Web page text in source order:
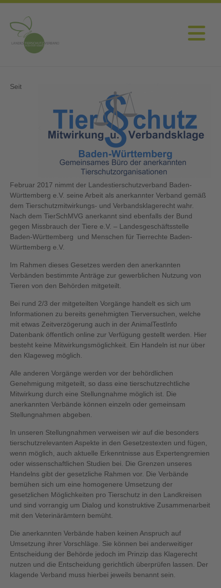
Seit
Februar 2017 nimmt der Landestierschutzverband Baden-
Württemberg e.V. seine Arbeit als anerkannter Verband gemäß
dem Tierschutzmitwirkungs- und Verbandsklagerecht wahr.
Nach dem TierSchMVG anerkannt sind ebenfalls der Bund
gegen Missbrauch der Tiere e.V. – Landesgeschäftsstelle
Baden-Württemberg und Menschen für Tierrechte Baden-
Württemberg e.V.
Im Rahmen dieses Gesetzes werden den anerkannten
Verbänden bestimmte Anträge zur gewerblichen Nutzung von
Tieren von den Behörden mitgeteilt.
Bei rund 2/3 der mitgeteilten Vorgänge handelt es sich um
Informationen zu bereits genehmigten Tierversuchen, welche
mit etwas Zeitverzögerung auch in der AnimalTestInfo
Datenbank öffentlich online zur Verfügung gestellt werden. Hier
besteht keine Mitwirkungsmöglichkeit. Ein Handeln ist nur über
den Klageweg möglich.
Alle anderen Vorgänge werden vor der behördlichen
Genehmigung mitgeteilt, so dass eine tierschutzrechtliche
Mitwirkung durch eine Stellungnahme möglich ist. Die
anerkannten Verbände können einzeln oder gemeinsam
Stellungnahmen abgeben.
In unseren Stellungnahmen verweisen wir auf die besonders
tierschutzrelevanten Aspekte in den Gesetzestexten und fügen,
wenn möglich, auch aktuelle Erkenntnisse aus Expertengremien
oder wissenschaftlichen Studien bei. Die Grenzen unseres
Handelns gibt der gesetzliche Rahmen vor. Die Verbände
bemühen sich um eine homogenere Umsetzung der
gesetzlichen Möglichkeiten pro Tierschutz in den Landkreisen
und sind vorrangig um Dialog und konstruktive Zusammenarbeit
mit den Veterinärämtern bemüht.
Die anerkannten Verbände haben keinen Anspruch auf
Umsetzung ihrer Vorschläge. Sie können bei anderweitiger
Entscheidung der Behörde jedoch im Prinzip das Klagerecht
nutzen und die Entscheidung gerichtlich überprüfen lassen. Der
klagende Verband muss hierbei jeweils benannt sein.